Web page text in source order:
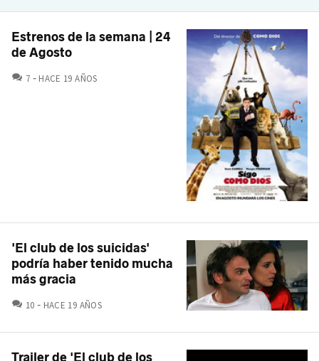
Estrenos de la semana | 24
de Agosto
7 COMENTARIOS
HACE 19 AÑOS
'El club de los suicidas'
podría haber tenido mucha
más gracia
10 COMENTARIOS
HACE 19 AÑOS
Trailer de 'El club de los